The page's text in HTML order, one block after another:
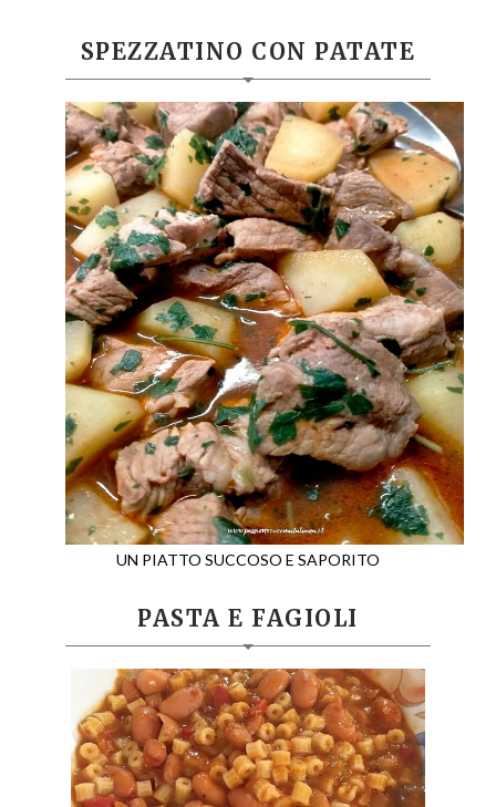
SPEZZATINO CON PATATE
UN PIATTO SUCCOSO E SAPORITO
PASTA E FAGIOLI